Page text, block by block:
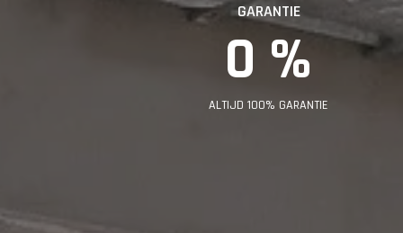
GARANTIE
0 %
ALTIJD 100% GARANTIE